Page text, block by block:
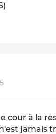
cour à la
jamais